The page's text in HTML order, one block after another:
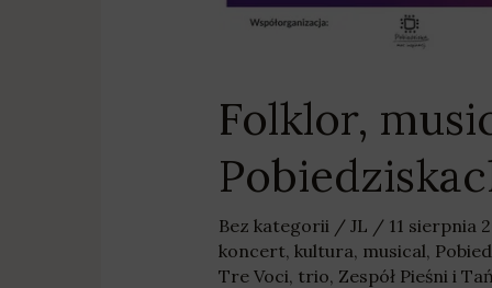
Folklor,
Bez kategorii / JL / 11 sierpnia
koncert, kultura, musical,
Tre Voci, trio, Zespół Pieśni i